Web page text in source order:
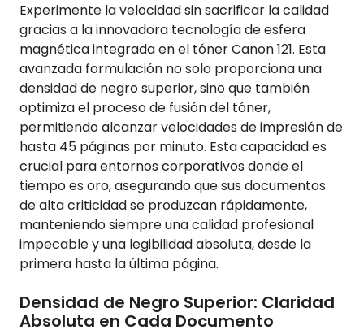
Experimente la velocidad sin sacrificar la calidad
gracias a la innovadora tecnología de esfera
magnética integrada en el tóner Canon 121. Esta
avanzada formulación no solo proporciona una
densidad de negro superior, sino que también
optimiza el proceso de fusión del tóner,
permitiendo alcanzar velocidades de impresión de
hasta 45 páginas por minuto. Esta capacidad es
crucial para entornos corporativos donde el
tiempo es oro, asegurando que sus documentos
de alta criticidad se produzcan rápidamente,
manteniendo siempre una calidad profesional
impecable y una legibilidad absoluta, desde la
primera hasta la última página.
Densidad de Negro Superior: Claridad
Absoluta en Cada Documento